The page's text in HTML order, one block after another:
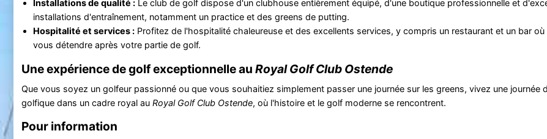
Installations de qualité :Le club de golf dispose d'un clubhouse entièrement équipé, d'une boutique professionnelle et
installations d'entraînement, notamment un practice et des greens de putting.
Hospitalité et services :Profitez de l'hospitalité chaleureuse et des excellents services, y compris un restaurant et un bar
vous détendre après votre partie de golf.
Une expérience de golf exceptionnelle au Royal Golf Club Ostende
Que vous soyez un golfeur passionné ou que vous souhaitiez simplement passer une journée sur les greens, vivez une journée
golfique dans un cadre royal au Royal Golf Club Ostende, où l'histoire et le golf moderne se rencontrent.
Pour information